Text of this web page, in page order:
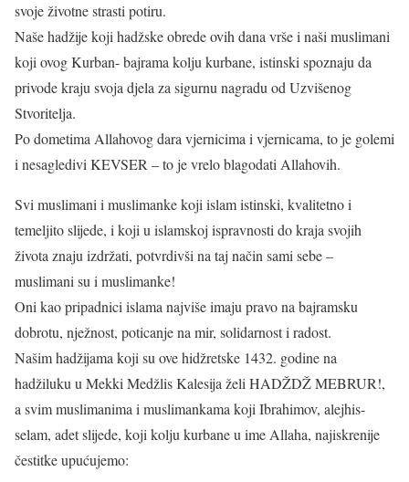
svoje životne strasti potiru.
Naše hadžije koji hadžske obrede ovih dana vrše i naši muslimani
koji ovog Kurban- bajrama kolju kurbane, istinski spoznaju da
privode kraju svoja djela za sigurnu nagradu od Uzvišenog
Stvoritelja.
Po dometima Allahovog dara vjernicima i vjernicama, to je golemi
i nesagledivi KEVSER – to je vrelo blagodati Allahovih.
Svi muslimani i muslimanke koji islam istinski, kvalitetno i
temeljito slijede, i koji u islamskoj ispravnosti do kraja svojih
života znaju izdržati, potvrdivši na taj način sami sebe –
muslimani su i muslimanke!
Oni kao pripadnici islama najviše imaju pravo na bajramsku
dobrotu, nježnost, poticanje na mir, solidarnost i radost.
Našim hadžijama koji su ove hidžretske 1432. godine na
hadžiluku u Mekki Medžlis Kalesija želi HADŽDŽ MEBRUR!,
a svim muslimanima i muslimankama koji Ibrahimov, alejhis-
selam, adet slijede, koji kolju kurbane u ime Allaha, najiskrenije
čestitke upućujemo: